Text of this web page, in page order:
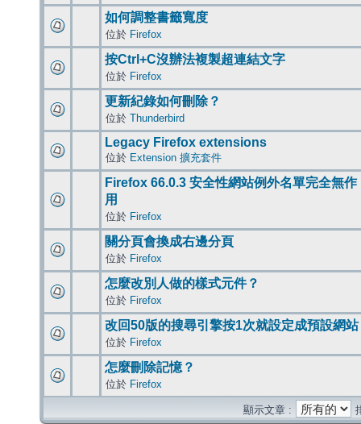
如何調整書籤寬度
位於 Firefox
按Ctrl+C沒辦法複製超連結文字
位於 Firefox
更新紀錄如何刪除？
位於 Thunderbird
Legacy Firefox extensions
位於 Extension 擴充套件
Firefox 66.0.3 安全性網站例外名單完全無作
用
位於 Firefox
關分頁會換成右邊分頁
位於 Firefox
怎麼改別人做的樣式元件？
位於 Firefox
改回50版的搜尋引擎按1次就設定成預設網站
位於 Firefox
怎麼刪除記憶？
位於 Firefox
顯示文章 :